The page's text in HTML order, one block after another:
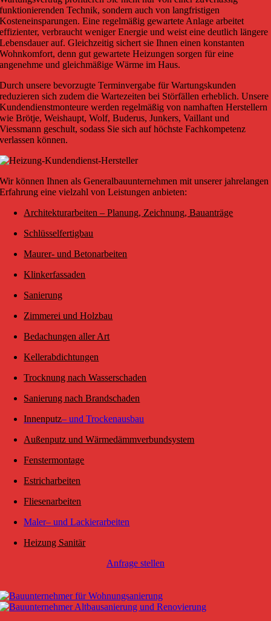
funktionierenden Technik, sondern auch von langfristigen
Kosteneinsparungen. Eine regelmäßig gewartete Anlage arbeitet
effizienter, verbraucht weniger Energie und weist eine deutlich längere
Lebensdauer auf. Gleichzeitig sichert sie Ihnen einen konstanten
Wohnkomfort, denn gut gewartete Heizungen sorgen für eine
angenehme und gleichmäßige Wärme im Haus.
Durch unsere bevorzugte Terminvergabe für Wartungskunden
reduzieren sich zudem die Wartezeiten bei Störfällen erheblich. Unsere
Kundendienstmonteure werden regelmäßig von namhaften Herstellern
wie Brötje, Weishaupt, Wolf, Buderus, Junkers, Vaillant und
Viessmann geschult, sodass Sie sich auf höchste Fachkompetenz
verlassen können.
Wir können Ihnen als Generalbauunternehmen mit unserer jahrelangen
Erfahrung eine vielzahl von Leistungen anbieten:
Architekturarbeiten – Planung, Zeichnung, Bauanträge
Schlüsselfertigbau
Maurer- und Betonarbeiten
Klinkerfassaden
Sanierung
Zimmerei und Holzbau
Bedachungen aller Art
Kellerabdichtungen
Trocknung nach Wasserschaden
Sanierung nach Brandschaden
Innenputz– und Trockenausbau
Außenputz und Wärmedämmverbundsystem
Fenstermontage
Estricharbeiten
Fliesenarbeiten
Maler– und Lackierarbeiten
Heizung Sanitär
Anfrage stellen